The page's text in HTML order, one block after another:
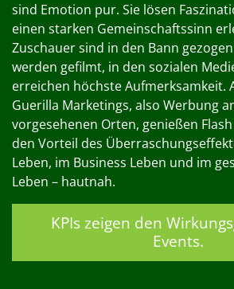
sind Emotion pur. Sie lösen
einen starken Gemeinschaftssinn
Zuschauer sind in den Bann
werden gefilmt, in den sozialen
erreichen höchste Aufmerksamkeit.
Guerilla Marketings, also Werbung
vorgesehenen Orten, genießen
den Vorteil des
Leben, im Business Leben und im
Leben – hautnah.
KPIs zeigen den
Events.